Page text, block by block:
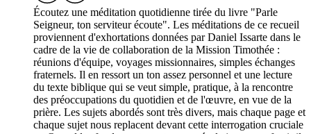
Écoutez une méditation quotidienne tirée du livre "Parle
Seigneur, ton serviteur écoute". Les méditations de ce recueil
proviennent d'exhortations données par Daniel Issarte dans le
cadre de la vie de collaboration de la Mission Timothée :
réunions d'équipe, voyages missionnaires, simples échanges
fraternels. Il en ressort un ton assez personnel et une lecture
du texte biblique qui se veut simple, pratique, à la rencontre
des préoccupations du quotidien et de l'œuvre, en vue de la
prière. Les sujets abordés sont très divers, mais chaque page et
chaque sujet nous replacent devant cette interrogation cruciale